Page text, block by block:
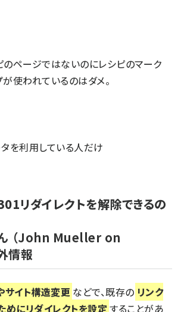
のページではないのにレシピのマーク
が使われているのはダメ。
を利用している人だけ
リダイレクトを解除できるの
（John Mueller on
情報
サイト構造変更 などで、既存の リンク
めにリダイレクトを設定 することがあ